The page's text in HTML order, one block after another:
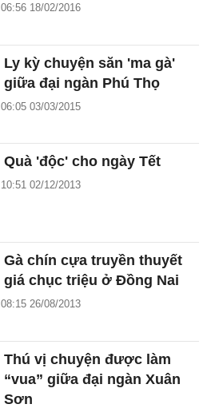
06:56 18/02/2016
Ly kỳ chuyện săn 'ma gà'
giữa đại ngàn Phú Thọ
06:05 03/03/2015
Quà 'độc' cho ngày Tết
10:51 02/12/2013
Gà chín cựa truyền thuyết
giá chục triệu ở Đồng Nai
08:15 26/08/2013
Thú vị chuyện được làm
“vua” giữa đại ngàn Xuân
Sơn